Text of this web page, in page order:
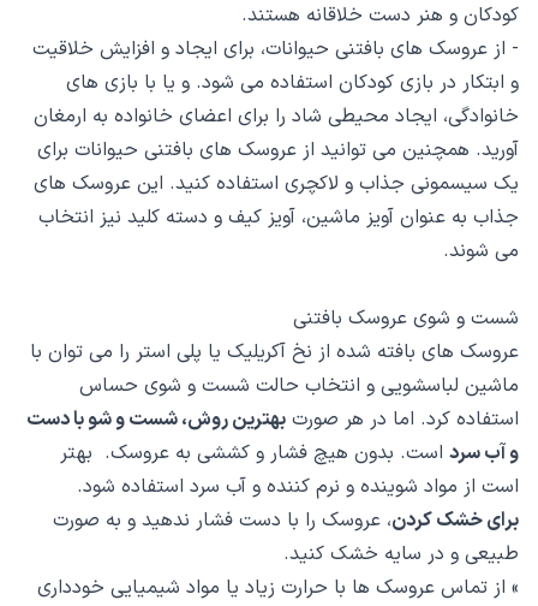
کودکان و هنر دست خلاقانه هستند.
- از عروسک های بافتنی حیوانات، برای ایجاد و افزایش خلاقیت
و ابتکار در بازی کودکان استفاده می شود. و یا با بازی های
خانوادگی، ایجاد محیطی شاد را برای اعضای خانواده به ارمغان
آورید. همچنین می توانید از عروسک های بافتنی حیوانات برای
یک سیسمونی جذاب و لاکچری استفاده کنید. این عروسک های
جذاب به عنوان آویز ماشین، آویز کیف و دسته کلید نیز انتخاب
می شوند.
شست و شوی عروسک بافتنی
عروسک های بافته شده از نخ آکریلیک یا پلی استر را می توان با
ماشین لباسشویی و انتخاب حالت شست و شوی حساس
استفاده کرد. اما در هر صورت بهترین روش، شست و شو با دست
و آب سرد است. بدون هیچ فشار و کششی به عروسک. بهتر
است از مواد شوینده و نرم کننده و آب سرد استفاده شود.
برای خشک کردن، عروسک را با دست فشار ندهید و به صورت
طبیعی و در سایه خشک کنید.
» از تماس عروسک ها با حرارت زیاد یا مواد شیمیایی خودداری